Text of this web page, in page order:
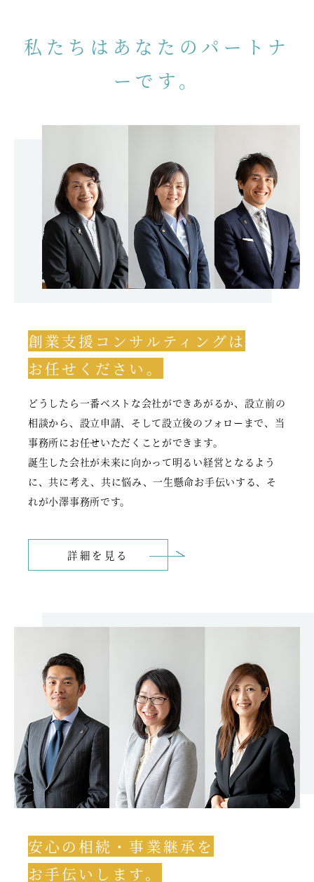
私たちは あなたのパートナ
ーです。
創業支援コンサルティングは
お任せください。
どうしたら一番ベストな会社ができあがるか、設立前の
相談から、設立申請、そして設立後のフォローまで、当
事務所にお任せいただくことができます。
誕生した会社が未来に向かって明るい経営となるよう
に、共に考え、共に悩み、一生懸命お手伝いする、そ
れが小澤事務所です。
詳細を見る
安心の相続・事業継承を
お手伝いします。